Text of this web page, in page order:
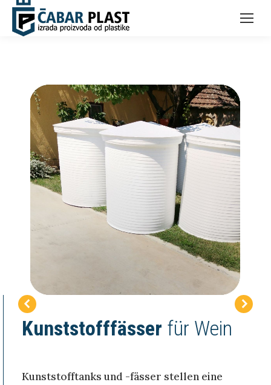
Kunststofffässer für Wein
Kunststofftanks und -fässer stellen eine